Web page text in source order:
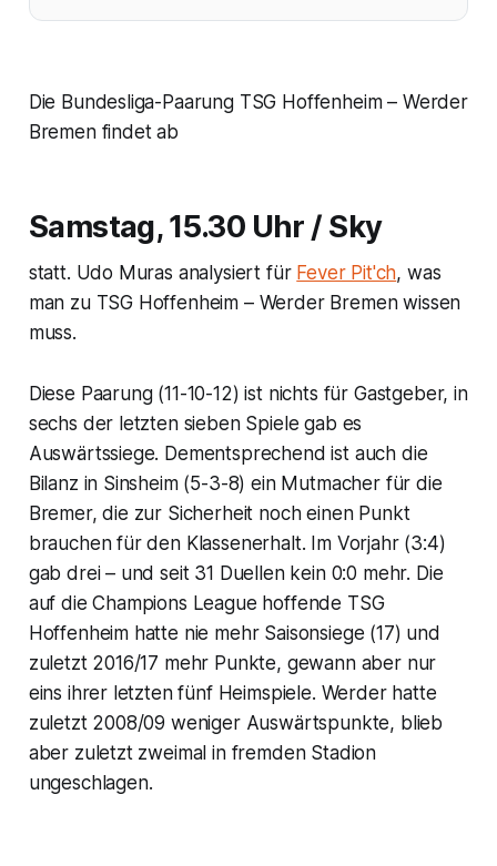
Die Bundesliga-Paarung TSG Hoffenheim – Werder
Bremen findet ab
Samstag, 15.30 Uhr / Sky
statt. Udo Muras analysiert für Fever Pit'ch, was
man zu TSG Hoffenheim – Werder Bremen wissen
muss.
Diese Paarung (11-10-12) ist nichts für Gastgeber, in
sechs der letzten sieben Spiele gab es
Auswärtssiege. Dementsprechend ist auch die
Bilanz in Sinsheim (5-3-8) ein Mutmacher für die
Bremer, die zur Sicherheit noch einen Punkt
brauchen für den Klassenerhalt. Im Vorjahr (3:4)
gab drei – und seit 31 Duellen kein 0:0 mehr. Die
auf die Champions League hoffende TSG
Hoffenheim hatte nie mehr Saisonsiege (17) und
zuletzt 2016/17 mehr Punkte, gewann aber nur
eins ihrer letzten fünf Heimspiele. Werder hatte
zuletzt 2008/09 weniger Auswärtspunkte, blieb
aber zuletzt zweimal in fremden Stadion
ungeschlagen.